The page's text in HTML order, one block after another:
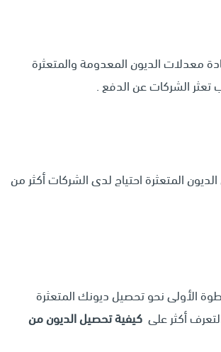
معدلات الديون المعدومة والمتعثرة
الشركات عن الدفع .
المتعثرة احتياج لدى الشركات أكثر من
الأولى نحو تحصيل ديونك المتعثرة
أكثر على كيفية تحصيل الديون من